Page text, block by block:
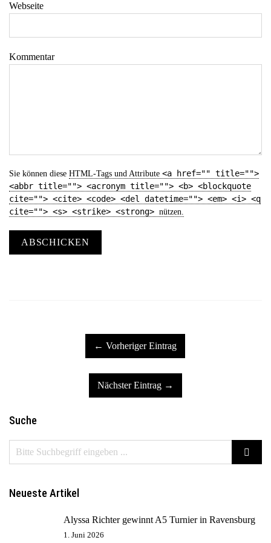
Webseite
Kommentar
Sie können diese HTML-Tags und Attribute <a href="" title="">
<abbr title=""> <acronym title=""> <b> <blockquote
cite=""> <cite> <code> <del datetime=""> <em> <i> <q
cite=""> <s> <strike> <strong> nützen.
ABSCHICKEN
← Vorheriger Eintrag
Nächster Eintrag →
Suche
Neueste Artikel
Alyssa Richter gewinnt A5 Turnier in Ravensburg
1. Juni 2026